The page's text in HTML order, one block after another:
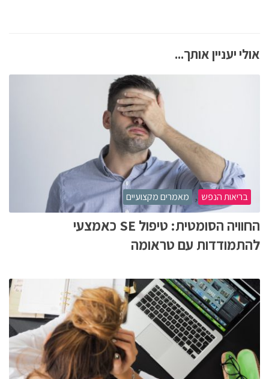
אולי יעניין אותך...
בריאות הנפש , מאמרים מקצועיים
החוויה הסומטית: טיפול SE כאמצעי
להתמודדות עם טראומה